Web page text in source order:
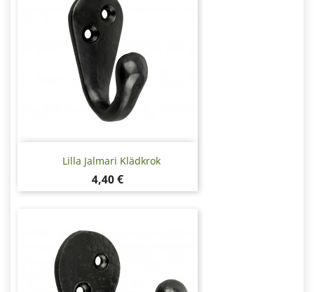
Lilla Jalmari Klädkrok
Pris
4,40 €